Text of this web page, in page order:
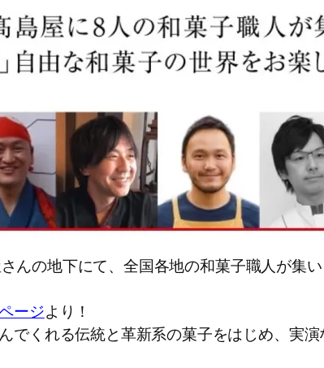
んの地下にて、全国各地の和菓子職人が集
ージより！
でくれる伝統と革新系の菓子をはじめ、実